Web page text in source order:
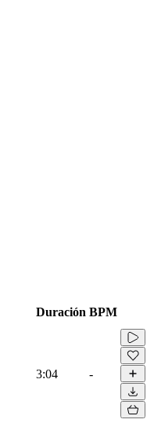
Duración BPM
3:04 -